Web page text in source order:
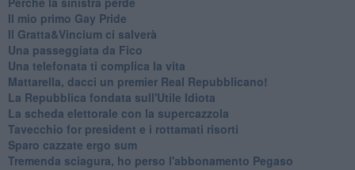
Il mio primo Gay Pride
Il Gratta&Vincium ci salverà
Una passeggiata da Fico
Una telefonata ti complica la vita
Mattarella, dacci un premier Real Repubblicano!
La Repubblica fondata sull'Utile Idiota
La scheda elettorale con la supercazzola
Tavecchio for president e i rottamati risorti
Sparo cazzate ergo sum
Tremenda sciagura, ho perso l'abbonamento Pegaso